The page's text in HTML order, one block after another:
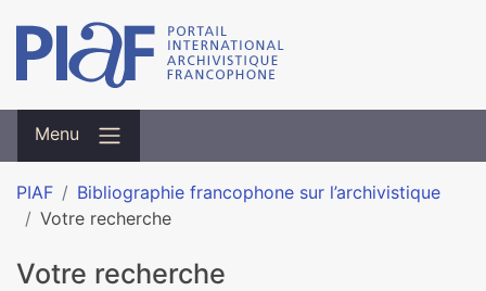
Menu
PIAF
Bibliographie francophone sur l’archivistique
Votre recherche
Votre recherche